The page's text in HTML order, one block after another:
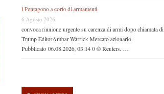
l Pentagono a corto di armamenti
6 Agosto 2026
convoca riunione urgente su carenza di armi dopo chiamata di
Trump EditorAmbar Warrick Mercato azionario
Pubblicato 06.08.2026, 03:14 0 © Reuters. …